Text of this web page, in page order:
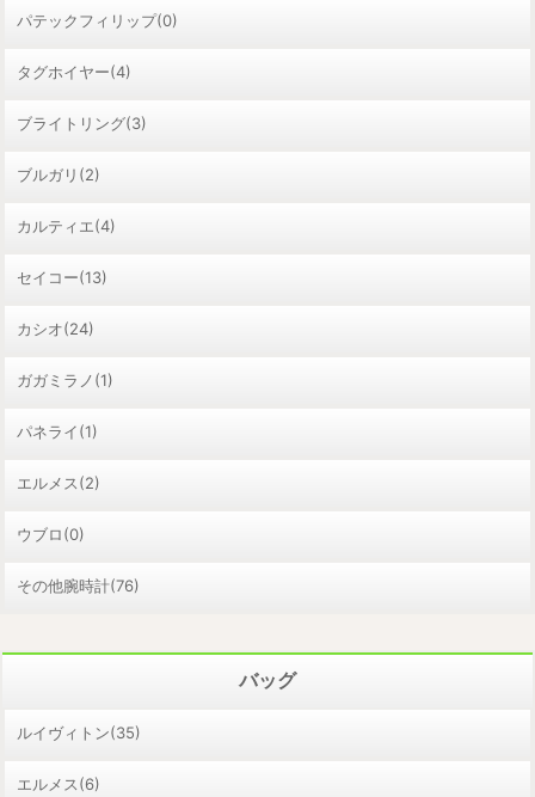
パテックフィリップ(0)
タグホイヤー(4)
ブライトリング(3)
ブルガリ(2)
カルティエ(4)
セイコー(13)
カシオ(24)
ガガミラノ(1)
パネライ(1)
エルメス(2)
ウブロ(0)
その他腕時計(76)
バッグ
ルイヴィトン(35)
エルメス(6)